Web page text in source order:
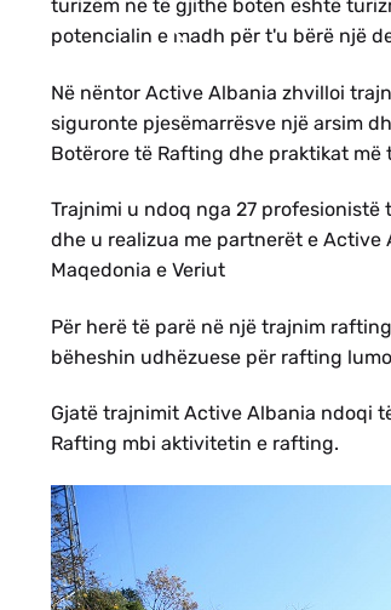
turizëm në të gjithë botën është
potencialin e madh për t'u bërë një
Në nëntor Active Albania zhvilloi
siguronte pjesëmarrësve një arsim
Botërore të Rafting dhe praktikat
Trajnimi u ndoq nga 27
dhe u realizua me partnerët e Active
Maqedonia e Veriut
Për herë të parë në një trajnim
bëheshin udhëzuese për rafting
Gjatë trajnimit Active Albania ndoqi
Rafting mbi aktivitetin e rafting.